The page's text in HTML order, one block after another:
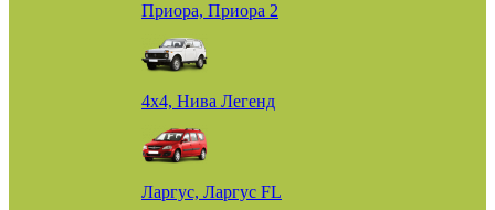
Приора, Приора 2
4х4, Нива Легенд
Ларгус, Ларгус FL